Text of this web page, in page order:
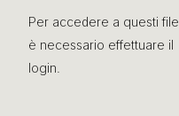
Per accedere a questi file
è necessario effettuare il
login.